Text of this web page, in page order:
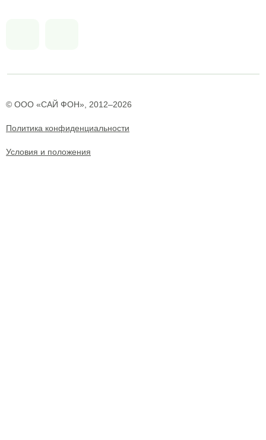
Политика конфиденциальности
© ООО «САЙ ФОН», 2012–2026
Условия и положения